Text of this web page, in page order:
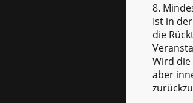
8.
Ist in
die
Wird die
aber